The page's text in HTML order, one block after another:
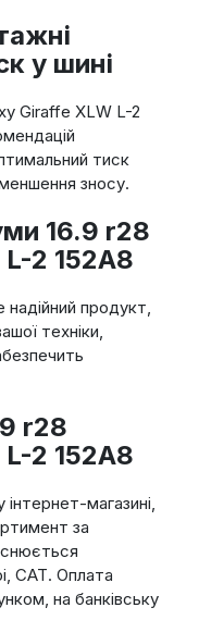
у шині
Giraffe XLW L-2
тиск
зносу.
16.9 r28
2 152A8
продукт,
техніки,
r28
2 152A8
магазині,
за
САТ. Оплата
на банківську